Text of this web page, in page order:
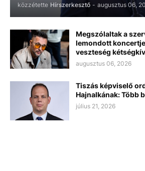
közzétette Hírszerkesztő - augusztus 06,
Megszólaltak a
lemondott
veszteség
augusztus 06, 2026
Tiszás képviselő
Hajnalkának: Több
július 21, 2026